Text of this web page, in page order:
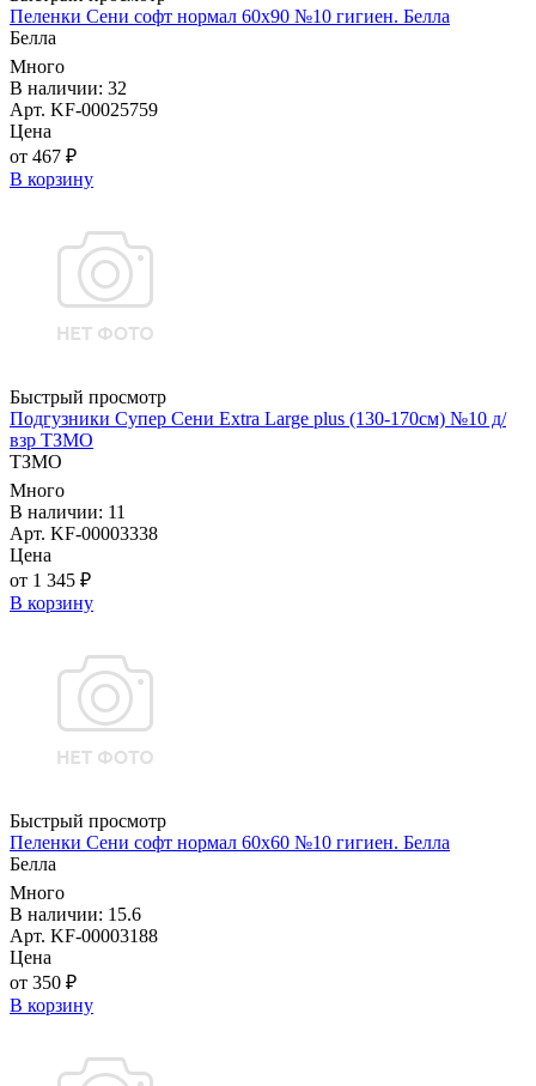
Пеленки Сени софт нормал 60х90 №10 гигиен. Белла
Белла
Много
В наличии: 32
Арт. KF-00025759
Цена
от 467 ₽
В корзину
Быстрый просмотр
Подгузники Супер Сени Extra Large plus (130-170см) №10 д/
взр ТЗМО
ТЗМО
Много
В наличии: 11
Арт. KF-00003338
Цена
от 1 345 ₽
В корзину
Быстрый просмотр
Пеленки Сени софт нормал 60х60 №10 гигиен. Белла
Белла
Много
В наличии: 15.6
Арт. KF-00003188
Цена
от 350 ₽
В корзину